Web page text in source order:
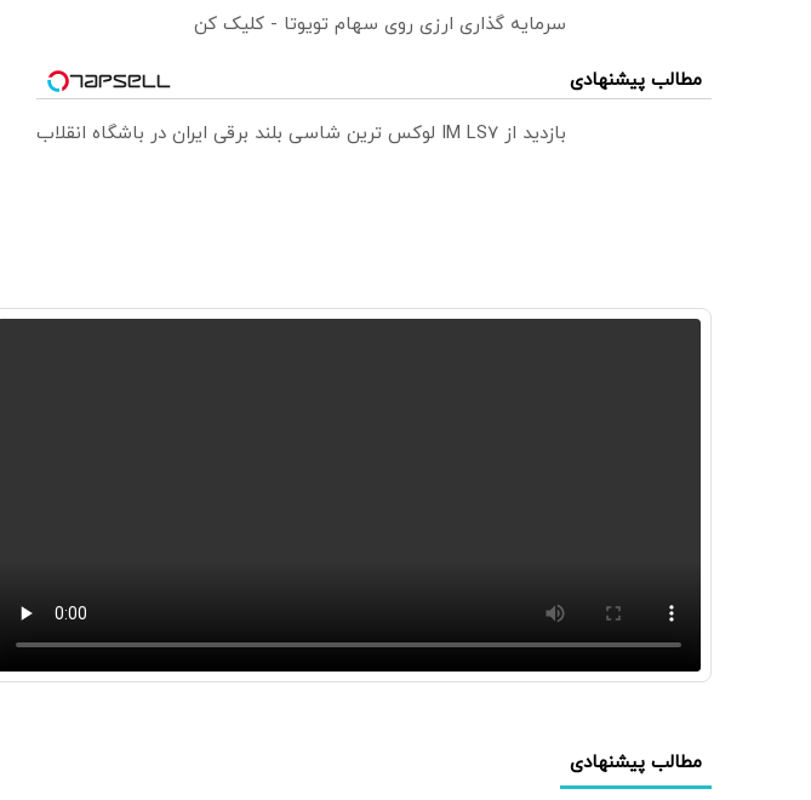
سرمایه گذاری ارزی روی سهام تویوتا - کلیک کن
مطالب پیشنهادی
بازدید از IM LS7 لوکس ترین شاسی بلند برقی ایران در باشگاه انقلاب
مطالب پیشنهادی